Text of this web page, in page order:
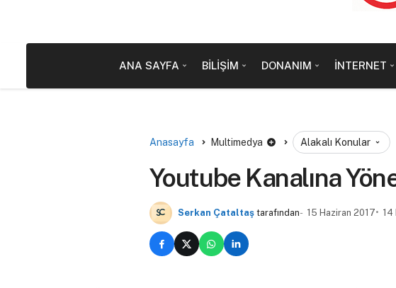
ANA SAYFA BILIŞIM DONANIM İNTERNET
Anasayfa Multimedya Alakalı Konular
Youtube Kanalına
Serkan Çataltaş tarafından 15 Haziran 2017 14